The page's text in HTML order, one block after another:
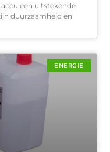
een uitstekende
duurzaamheid en
ENERGIE